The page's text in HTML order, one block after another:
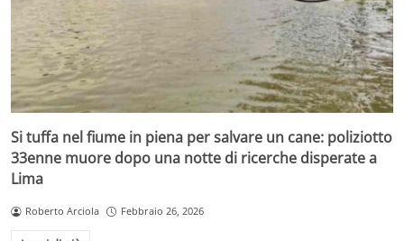
Si tuffa nel fiume in piena per salvare un cane: poliziotto
33enne muore dopo una notte di ricerche disperate a
Lima
Roberto Arciola Febbraio 26, 2026